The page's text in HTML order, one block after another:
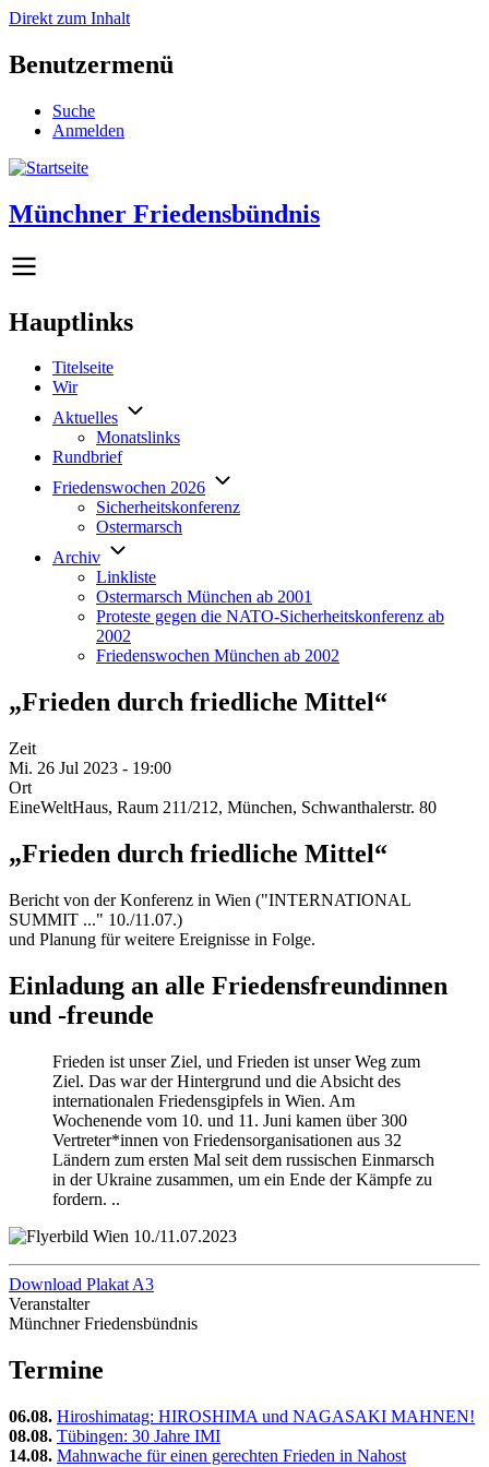
Direkt zum Inhalt
Benutzermenü
Suche
Anmelden
Münchner Friedensbündnis
Hauptlinks
Titelseite
Wir
Aktuelles
Monatslinks
Rundbrief
Friedenswochen 2026
Sicherheitskonferenz
Ostermarsch
Archiv
Linkliste
Ostermarsch München ab 2001
Proteste gegen die NATO-Sicherheitskonferenz ab
2002
Friedenswochen München ab 2002
„Frieden durch friedliche Mittel“
Zeit
Mi. 26 Jul 2023 - 19:00
Ort
EineWeltHaus, Raum 211/212, München, Schwanthalerstr. 80
„Frieden durch friedliche Mittel“
Bericht von der Konferenz in Wien ("INTERNATIONAL
SUMMIT ..." 10./11.07.)
und Planung für weitere Ereignisse in Folge.
Einladung an alle Friedensfreundinnen
und -freunde
Frieden ist unser Ziel, und Frieden ist unser Weg zum
Ziel. Das war der Hintergrund und die Absicht des
internationalen Friedensgipfels in Wien. Am
Wochenende vom 10. und 11. Juni kamen über 300
Vertreter*innen von Friedensorganisationen aus 32
Ländern zum ersten Mal seit dem russischen Einmarsch
in der Ukraine zusammen, um ein Ende der Kämpfe zu
fordern. ..
Download Plakat A3
Veranstalter
Münchner Friedensbündnis
Termine
06.08. Hiroshimatag: HIROSHIMA und NAGASAKI MAHNEN!
08.08. Tübingen: 30 Jahre IMI
14.08. Mahnwache für einen gerechten Frieden in Nahost